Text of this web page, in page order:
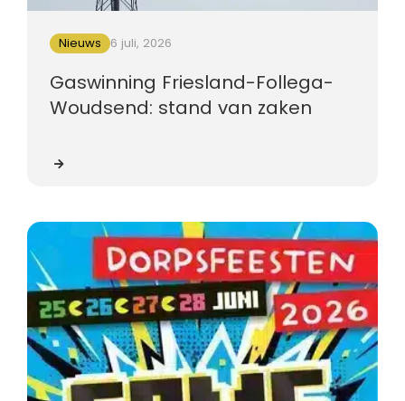
Gaswinning Friesland-Follega-
Woudsend: stand van zaken
6 juli, 2026
Nieuws